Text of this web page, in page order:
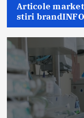
Articole
stiri